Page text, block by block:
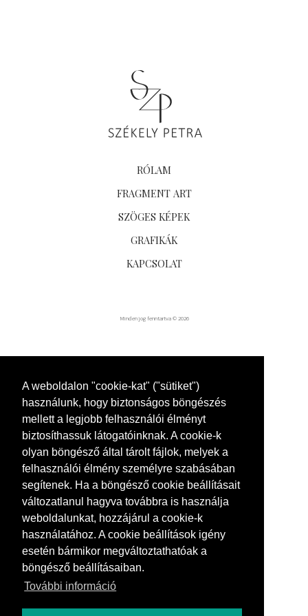
A weboldalon "cookie-kat" ("sütiket")
használunk, hogy biztonságos böngészés
mellett a legjobb felhasználói élményt
biztosíthassuk látogatóinknak. A cookie-k
olyan böngésző által tárolt fájlok, melyek a
felhasználói élmény személyre szabásában
segítenek. Ha a böngésző cookie beállításait
változatlanul hagyva továbbra is használja
weboldalunkat, hozzájárul a cookie-k
használatához. A cookie beállítások igény
esetén bármikor megváltoztathatóak a
böngésző beállításaiban.
További információ
RÓLAM
FRAGMENT ART
SZÖGES KÉPEK
GRAFIKÁK
KAPCSOLAT
Minden jog fenntartva © 2026
Szelindi Károly borosüveg
tervek